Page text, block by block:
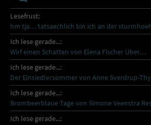
Lesefrust:
hm tja… tatsaechlich bin ich an der
Ich lese gerade...:
Wirf einen Schatten von Elena Fischer Über…
Ich lese gerade...:
Der Einsiedlersommer von Anne Sverdrup-
Ich lese gerade...:
Brombeerblaue Tage von Simone Veenstra
Ich lese gerade...: